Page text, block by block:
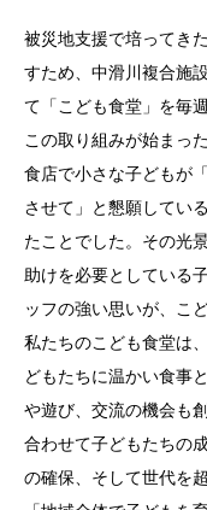
被災地支援で培ってき
すため、中滑川複合施
て「こども食堂」を毎
この取り組みが始まっ
食店で小さな子どもが
させて」と懇願してい
たことでした。その光
助けを必要としている
ッフの強い思いが、こ
私たちのこども食堂は
どもたちに温かい食事
や遊び、交流の機会も
合わせて子どもたちの
の確保、そして世代を